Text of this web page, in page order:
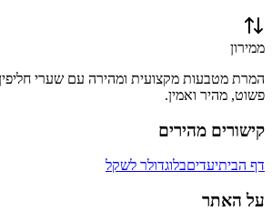
ממירון
המרת מטבעות מקצועית ומהירה עם שערי
פשוט, מהיר ואמין.
קישורים מהירים
דף הביתיעדיםבלוגדולר לשקל
על האתר